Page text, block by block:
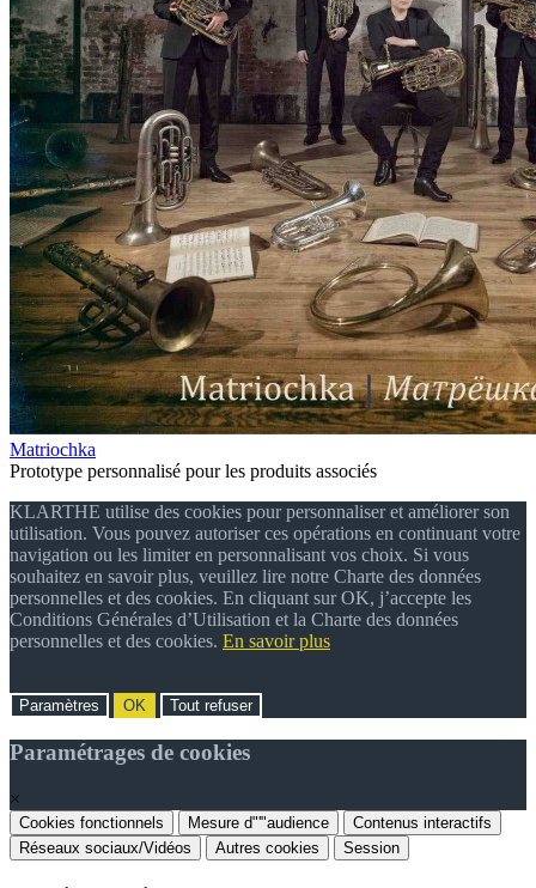
Matriochka
Prototype personnalisé pour les produits associés
KLARTHE utilise des cookies pour personnaliser et améliorer son
utilisation. Vous pouvez autoriser ces opérations en continuant votre
navigation ou les limiter en personnalisant vos choix. Si vous
souhaitez en savoir plus, veuillez lire notre Charte des données
personnelles et des cookies. En cliquant sur OK, j’accepte les
Conditions Générales d’Utilisation et la Charte des données
personnelles et des cookies. En savoir plus
Paramètres OK Tout refuser
Paramétrages de cookies
×
Cookies fonctionnels Mesure d"'"audience
Contenus interactifs
Réseaux sociaux/Vidéos
Autres cookies Session